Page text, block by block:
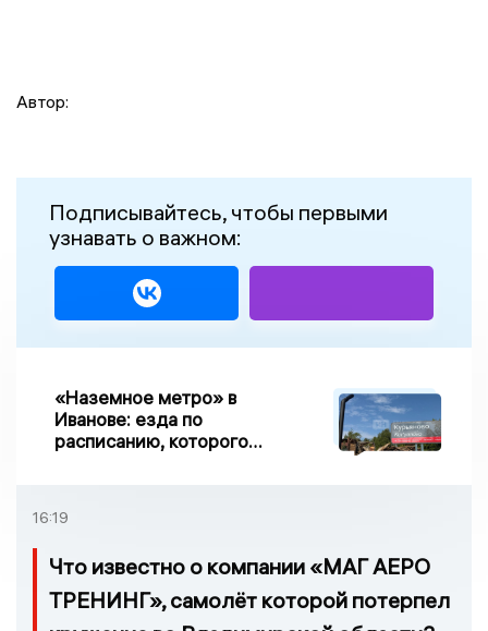
Автор:
Подписывайтесь, чтобы первыми
узнавать о важном:
«Наземное метро» в
Иванове: езда по
расписанию, которого
16:19
Что известно о компании «МАГ АЕРО
ТРЕНИНГ», самолёт которой потерпел